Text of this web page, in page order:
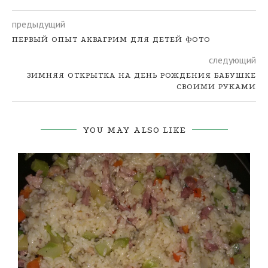
предыдущий
ПЕРВЫЙ ОПЫТ АКВАГРИМ ДЛЯ ДЕТЕЙ ФОТО
следующий
ЗИМНЯЯ ОТКРЫТКА НА ДЕНЬ РОЖДЕНИЯ БАБУШКЕ
СВОИМИ РУКАМИ
YOU MAY ALSO LIKE